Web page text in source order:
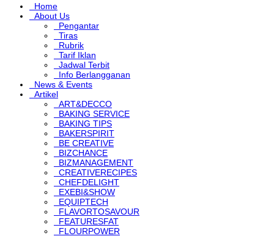
Home
About Us
Pengantar
Tiras
Rubrik
Tarif Iklan
Jadwal Terbit
Info Berlangganan
News & Events
Artikel
ART&DECCO
BAKING SERVICE
BAKING TIPS
BAKERSPIRIT
BE CREATIVE
BIZCHANCE
BIZMANAGEMENT
CREATIVERECIPES
CHEFDELIGHT
EXEBI&SHOW
EQUIPTECH
FLAVORTOSAVOUR
FEATURESFAT
FLOURPOWER